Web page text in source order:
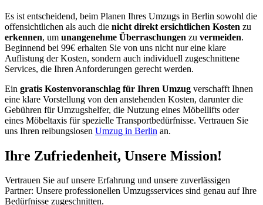
Es ist entscheidend, beim Planen Ihres Umzugs in Berlin sowohl die
offensichtlichen als auch die nicht direkt ersichtlichen Kosten zu
erkennen, um unangenehme Überraschungen zu vermeiden.
Beginnend bei 99€ erhalten Sie von uns nicht nur eine klare
Auflistung der Kosten, sondern auch individuell zugeschnittene
Services, die Ihren Anforderungen gerecht werden.
Ein gratis Kostenvoranschlag für Ihren Umzug verschafft Ihnen
eine klare Vorstellung von den anstehenden Kosten, darunter die
Gebühren für Umzugshelfer, die Nutzung eines Möbellifts oder
eines Möbeltaxis für spezielle Transportbedürfnisse. Vertrauen Sie
uns Ihren reibungslosen Umzug in Berlin an.
Ihre Zufriedenheit, Unsere Mission!
Vertrauen Sie auf unsere Erfahrung und unsere zuverlässigen
Partner: Unsere professionellen Umzugsservices sind genau auf Ihre
Bedürfnisse zugeschnitten.